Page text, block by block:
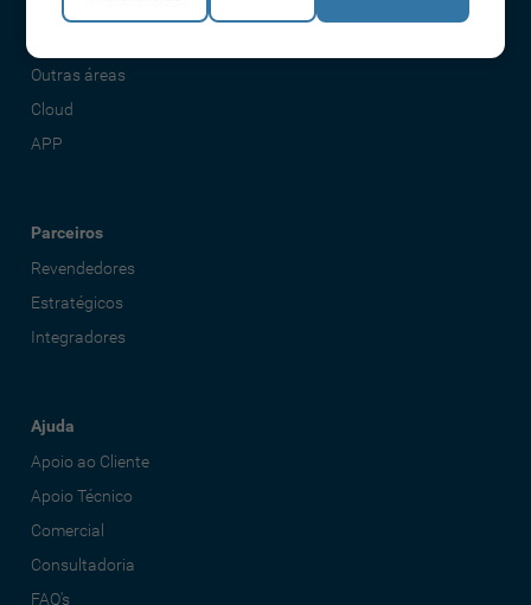
Rondas e Serviços
Outras áreas
Cloud
APP
Parceiros
Revendedores
Estratégicos
Integradores
Ajuda
Apoio ao Cliente
Apoio Técnico
Comercial
Consultadoria
FAQ's